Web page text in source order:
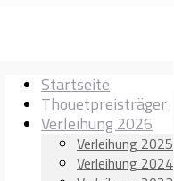
Startseite
Thouetpreisträger
Verleihung 2026
Verleihung 2025
Verleihung 2024